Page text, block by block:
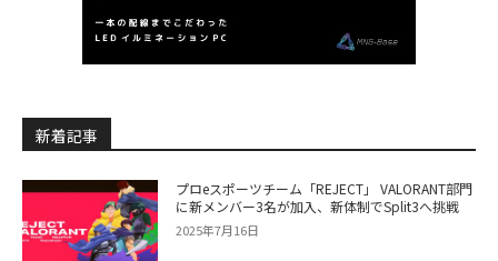
新着記事
プロeスポーツチーム「REJECT」 VALORANT部門
に新メンバー3名が加入、新体制でSplit3へ挑戦
2025年7月16日